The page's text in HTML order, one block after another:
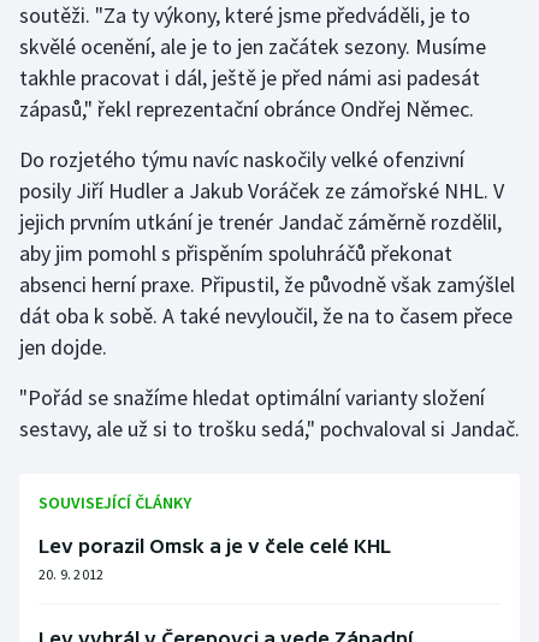
Futsal
Golf
Házená
Jezdectví
Judo
Lezení
Moderní pětiboj
soutěži. "Za ty výkony, které jsme předváděli, je to
skvělé ocenění, ale je to jen začátek sezony. Musíme
takhle pracovat i dál, ještě je před námi asi padesát
zápasů," řekl reprezentační obránce Ondřej Němec.
Do rozjetého týmu navíc naskočily velké ofenzivní
posily Jiří Hudler a Jakub Voráček ze zámořské NHL. V
jejich prvním utkání je trenér Jandač záměrně rozdělil,
aby jim pomohl s přispěním spoluhráčů překonat
absenci herní praxe. Připustil, že původně však zamýšlel
dát oba k sobě. A také nevyloučil, že na to časem přece
jen dojde.
"Pořád se snažíme hledat optimální varianty složení
sestavy, ale už si to trošku sedá," pochvaloval si Jandač.
SOUVISEJÍCÍ ČLÁNKY
Lev porazil Omsk a je v čele celé KHL
20. 9. 2012